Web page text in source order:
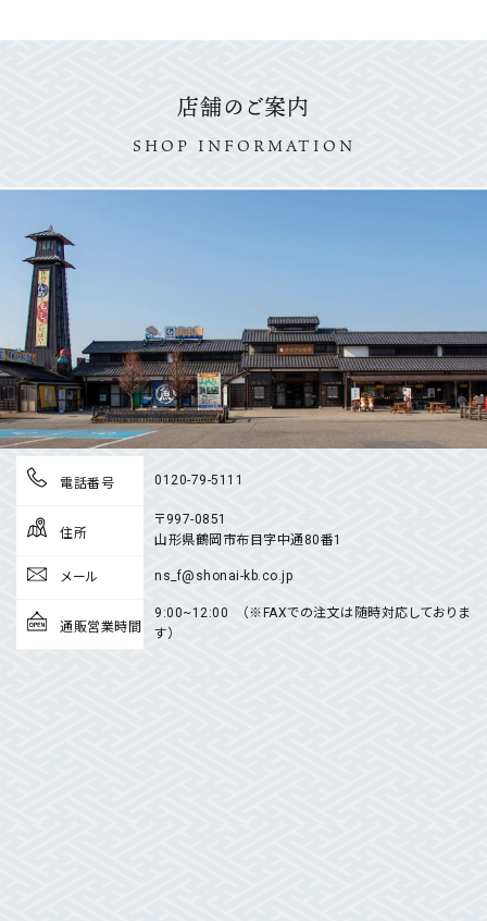
店舗のご案内
SHOP INFORMATION
電話番号 0120-79-5111
住所
〒997-0851
山形県鶴岡市布目字中通80番1
メール ns_f@shonai-kb.co.jp
通販営業時間
9:00~12:00 （※FAXでの注文は随時対応しておりま
す）